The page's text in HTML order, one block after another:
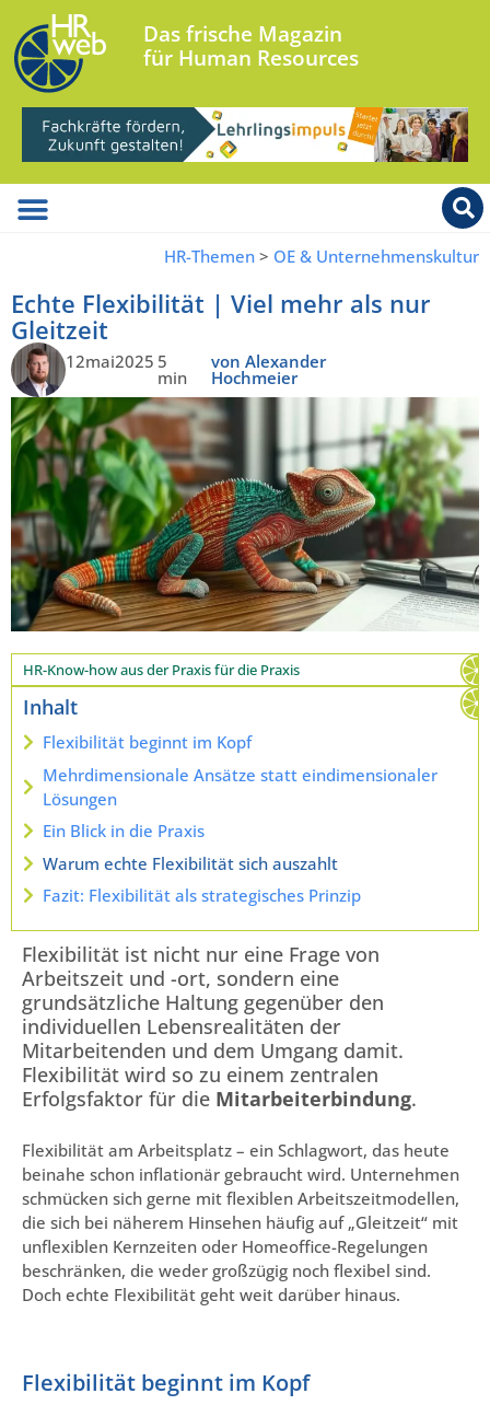
Das frische Magazin
für Human Resources
HR-Themen > OE & Unternehmenskultur
Echte Flexibilität | Viel mehr als nur
Gleitzeit
12mai2025 5
min
von Alexander
Hochmeier
HR-Know-how aus der Praxis für die Praxis
Inhalt
Flexibilität beginnt im Kopf
Mehrdimensionale Ansätze statt eindimensionaler
Lösungen
Ein Blick in die Praxis
Warum echte Flexibilität sich auszahlt
Fazit: Flexibilität als strategisches Prinzip
Flexibilität ist nicht nur eine Frage von
Arbeitszeit und -ort, sondern eine
grundsätzliche Haltung gegenüber den
individuellen Lebensrealitäten der
Mitarbeitenden und dem Umgang damit.
Flexibilität wird so zu einem zentralen
Erfolgsfaktor für die Mitarbeiterbindung.
Flexibilität am Arbeitsplatz – ein Schlagwort, das heute
beinahe schon inflationär gebraucht wird. Unternehmen
schmücken sich gerne mit flexiblen Arbeitszeitmodellen,
die sich bei näherem Hinsehen häufig auf „Gleitzeit“ mit
unflexiblen Kernzeiten oder Homeoffice-Regelungen
beschränken, die weder großzügig noch flexibel sind.
Doch echte Flexibilität geht weit darüber hinaus.
Flexibilität beginnt im Kopf